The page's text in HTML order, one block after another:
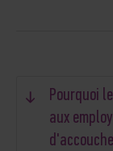
Pourquoi
aux